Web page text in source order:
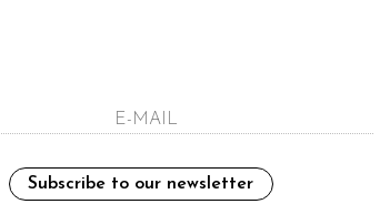
Subscribe to our newsletter